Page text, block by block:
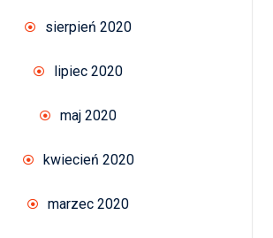
sierpień 2020
lipiec 2020
maj 2020
kwiecień 2020
marzec 2020